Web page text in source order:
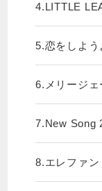
4.LITTLE
5.恋をしよ
6.メリージ
7.New Song
8.エレファ